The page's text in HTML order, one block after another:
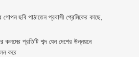
গোপন ছবি পাঠাতেন প্রবাসী প্রেমিকের কাছে,
কলমের প্রতিটি শব্দ যেন দেশের উন্নয়নে
করে